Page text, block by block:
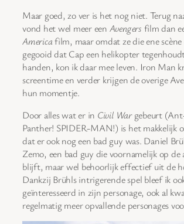
Maar goed, zo ver is het nog niet. Terug
vond het wel meer een Avengers film dan
Americafilm, maar omdat ze die ene
gegooid dat Cap een helikopter
handen, kon ik daar mee leven. Iron Man
screentime en verder krijgen de overige
hun momentje.
Door alles wat er in Civil Wargebeurt
Panther! SPIDER-MAN!) is het makkelijk
dat er ook nog een bad guy was. Daniel
Zemo, een bad guy die voornamelijk op
blijft, maar wel behoorlijk effectief uit de
Dankzij Brühls intrigerende spel bleef ik
geïnteresseerd in zijn personage, ook al
regelmatig meer opvallende personages